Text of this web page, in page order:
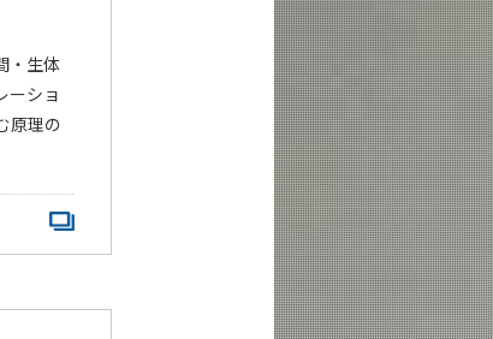
・生体
ーショ
原理の